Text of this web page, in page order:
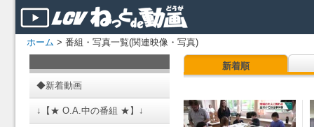
ホーム > 番組・写真一覧(関連映像・写真)
◆新着動画
↓【★ O.A.中の番組 ★】↓
新着順